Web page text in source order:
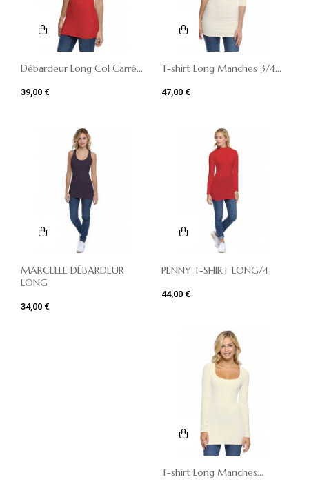
Débardeur Long Col Carré...
39,00 €
T-shirt Long Manches 3/4...
47,00 €
MARCELLE DÉBARDEUR
LONG
34,00 €
PENNY T-SHIRT LONG/4
44,00 €
T-shirt Long Manches...